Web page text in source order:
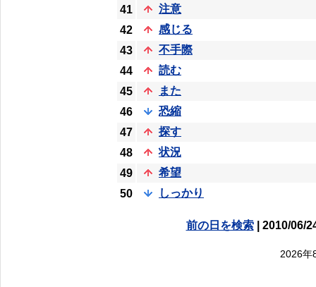
41
注意
42
感じる
43
不手際
44
読む
45
また
46
恐縮
47
探す
48
状況
49
希望
50
しっかり
前の日を検索| 2010/06/
2026年